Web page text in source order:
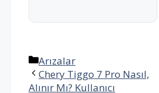
Kategoriler
Arızalar
Chery Tiggo 7 Pro Nasıl,
Alınır Mı? Kullanıcı